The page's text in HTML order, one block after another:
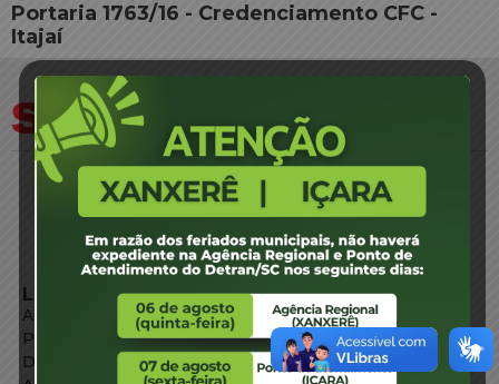
Portaria 1763/16 - Credenciamento CFC -
Itajaí
LINKS EXTERNOS
Agência de Notícias
Portal de Serviços
Diário Oficial